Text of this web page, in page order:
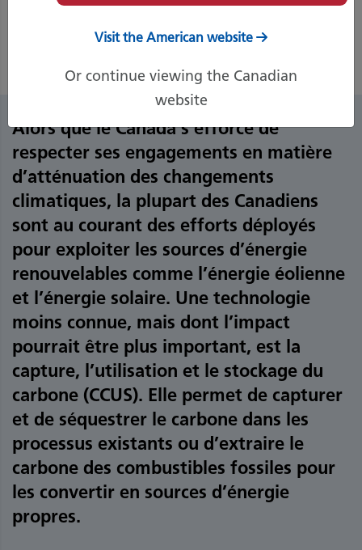
Alors que le Canada s’efforce de
respecter ses engagements en matière
d’atténuation des changements
climatiques, la plupart des Canadiens
sont au courant des efforts déployés
pour exploiter les sources d’énergie
renouvelables comme l’énergie éolienne
et l’énergie solaire. Une technologie
moins connue, mais dont l’impact
pourrait être plus important, est la
capture, l’utilisation et le stockage du
carbone (CCUS). Elle permet de capturer
et de séquestrer le carbone dans les
processus existants ou d’extraire le
carbone des combustibles fossiles pour
les convertir en sources d’énergie
propres.
Visit the American website
Or continue viewing the Canadian
website